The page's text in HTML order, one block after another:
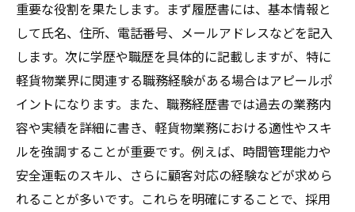
重要な役割を果たします。まず履歴書には、基本情報と
して氏名、住所、電話番号、メールアドレスなどを記入
します。次に学歴や職歴を具体的に記載しますが、特に
軽貨物業界に関連する職務経験がある場合はアピールポ
イントになります。また、職務経歴書では過去の業務内
容や実績を詳細に書き、軽貨物業務における適性やスキ
ルを強調することが重要です。例えば、時間管理能力や
安全運転のスキル、さらに顧客対応の経験などが求めら
れることが多いです。これらを明確にすることで、採用